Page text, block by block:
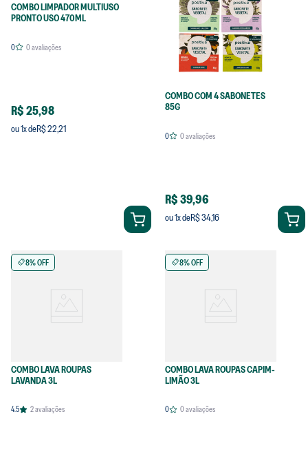
COMBO LIMPADOR MULTIUSO
PRONTO USO 470ML
0 0avaliações
R$ 25,98
ou1x deR$ 22,21
COMBO COM 4 SABONETES
85G
0 0avaliações
R$ 39,96
ou1x deR$ 34,16
8% OFF
COMBO LAVA ROUPAS
LAVANDA 3L
4.5 2avaliações
8% OFF
COMBO LAVA ROUPAS CAPIM-
LIMÃO 3L
0 0avaliações